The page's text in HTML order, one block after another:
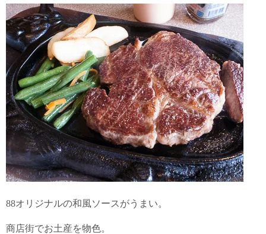
88オリジナルの和風ソースがうまい。
商店街でお土産を物色。